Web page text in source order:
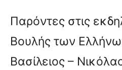
Παρόντες στις
Βουλής των
Βασίλειος –